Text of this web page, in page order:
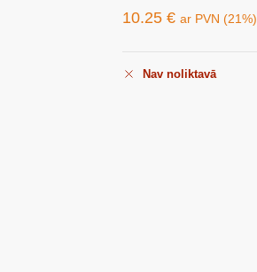
10.25 € ar PVN (21%)
Nav noliktavā